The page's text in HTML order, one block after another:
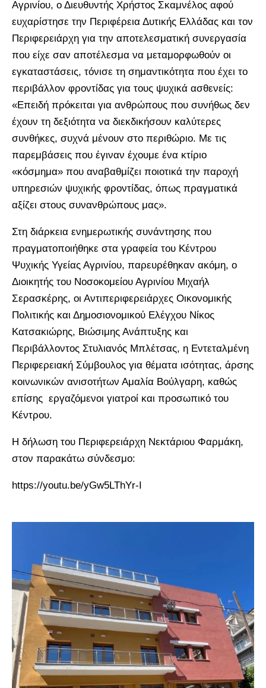
Αγρινίου, ο Διευθυντής Χρήστος Σκαμνέλος αφού
ευχαρίστησε την Περιφέρεια Δυτικής Ελλάδας και τον
Περιφερειάρχη για την αποτελεσματική συνεργασία
που είχε σαν αποτέλεσμα να μεταμορφωθούν οι
εγκαταστάσεις, τόνισε τη σημαντικότητα που έχει το
περιβάλλον φροντίδας για τους ψυχικά ασθενείς:
«Επειδή πρόκειται για ανθρώπους που συνήθως δεν
έχουν τη δεξιότητα να διεκδικήσουν καλύτερες
συνθήκες, συχνά μένουν στο περιθώριο. Με τις
παρεμβάσεις που έγιναν έχουμε ένα κτίριο
«κόσμημα» που αναβαθμίζει ποιοτικά την παροχή
υπηρεσιών ψυχικής φροντίδας, όπως πραγματικά
αξίζει στους συνανθρώπους μας».
Στη διάρκεια ενημερωτικής συνάντησης που
πραγματοποιήθηκε στα γραφεία του Κέντρου
Ψυχικής Υγείας Αγρινίου, παρευρέθηκαν ακόμη, ο
Διοικητής του Νοσοκομείου Αγρινίου Μιχαήλ
Σερασκέρης, οι Αντιπεριφερειάρχες Οικονομικής
Πολιτικής και Δημοσιονομικού Ελέγχου Νίκος
Κατσακιώρης, Βιώσιμης Ανάπτυξης και
Περιβάλλοντος Στυλιανός Μπλέτσας, η Εντεταλμένη
Περιφερειακή Σύμβουλος για θέματα ισότητας, άρσης
κοινωνικών ανισοτήτων Αμαλία Βούλγαρη, καθώς
επίσης εργαζόμενοι γιατροί και προσωπικό του
Κέντρου.
Η δήλωση του Περιφερειάρχη Νεκτάριου Φαρμάκη,
στον παρακάτω σύνδεσμο:
https://youtu.be/yGw5LThYr-I